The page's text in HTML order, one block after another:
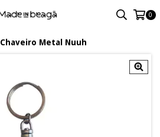
0
Chaveiro Metal Nuuh